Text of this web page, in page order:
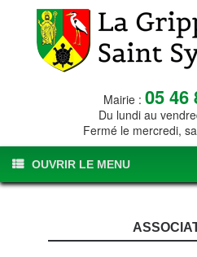
Mairie : 05 46
Du lundi au
Fermé le mercredi,
OUVRIR LE MENU